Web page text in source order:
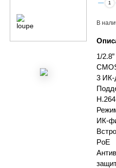
В
1/
3 ИК-
H.264
ИК-
PoE